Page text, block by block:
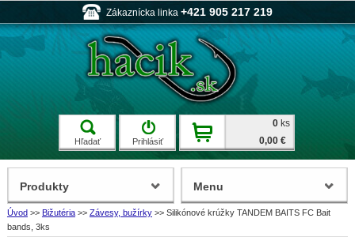
Zákaznícka linka +421 905 217 219
Hľadať Prihlásiť
0 ks
0,00 €
Úvod >> Bižutéria >> Závesy, bužírky >> Silikónové krúžky TANDEM BAITS FC Bait
bands, 3ks
Produkty Menu